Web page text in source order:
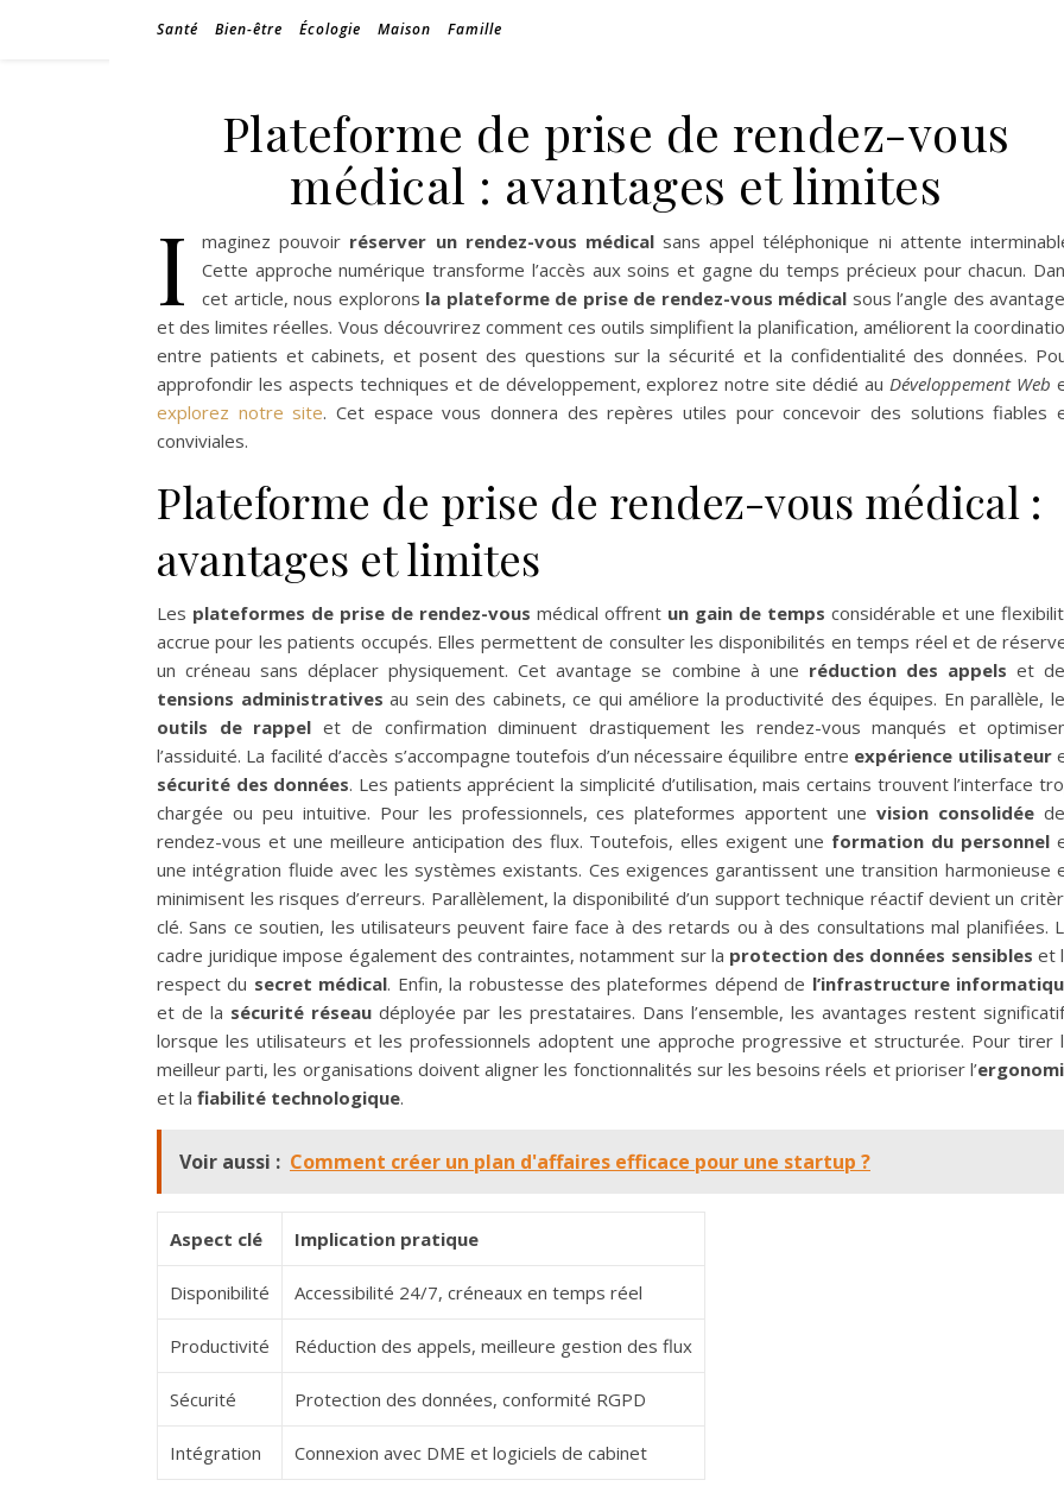
Santé Bien-être Écologie Maison Famille
Plateforme de prise de rendez-vous
médical : avantages et limites
I maginez pouvoir réserver un rendez-vous médicalsans appel téléphonique ni attente
Cette approche numérique transforme l’accès aux soins et gagne du temps précieux pour chacun.
cet article, nous explorons la plateforme de prise de rendez-vous médical sous l’angle des
et des limites réelles. Vous découvrirez comment ces outils simplifient la planification, améliorent la
entre patients et cabinets, et posent des questions sur la sécurité et la confidentialité des données.
approfondir les aspects techniques et de développement, explorez notre site dédié auDéveloppement Web
explorez notre site. Cet espace vous donnera des repères utiles pour concevoir des solutions fiables
conviviales.
Plateforme de prise de rendez-vous médical :
avantages et limites
Les plateformes de prise de rendez-vous médical offrent un gain de temps considérable et une
accrue pour les patients occupés. Elles permettent de consulter les disponibilités en temps réel et de
un créneau sans déplacer physiquement. Cet avantage se combine à une réduction des appels et
tensions administratives au sein des cabinets, ce qui améliore la productivité des équipes. En parallèle,
outils de rappel et de confirmation diminuent drastiquement les rendez-vous manqués et
l’assiduité. La facilité d’accès s’accompagne toutefois d’un nécessaire équilibre entre expérience utilisateur
sécurité des données. Les patients apprécient la simplicité d’utilisation, mais certains trouvent l’interface
chargée ou peu intuitive. Pour les professionnels, ces plateformes apportent unevision consolidée
rendez-vous et une meilleure anticipation des flux. Toutefois, elles exigent une formation du personnel
une intégration fluide avec les systèmes existants. Ces exigences garantissent une transition harmonieuse
minimisent les risques d’erreurs. Parallèlement, la disponibilité d’un support technique réactif devient un
clé. Sans ce soutien, les utilisateurs peuvent faire face à des retards ou à des consultations mal planifiées.
cadre juridique impose également des contraintes, notamment sur la protection des données sensibles et
respect du secret médical. Enfin, la robustesse des plateformes dépend de l’infrastructure
et de la sécurité réseau déployée par les prestataires. Dans l’ensemble, les avantages restent
lorsque les utilisateurs et les professionnels adoptent une approche progressive et structurée. Pour tirer
meilleur parti, les organisations doivent aligner les fonctionnalités sur les besoins réels et prioriser l’
et la fiabilité technologique.
Voir aussi : Comment créer un plan d'affaires efficace pour une startup ?
Aspect clé Implication pratique
Disponibilité Accessibilité 24/7, créneaux en temps réel
Productivité Réduction des appels, meilleure gestion des flux
Sécurité Protection des données, conformité RGPD
Intégration Connexion avec DME et logiciels de cabinet